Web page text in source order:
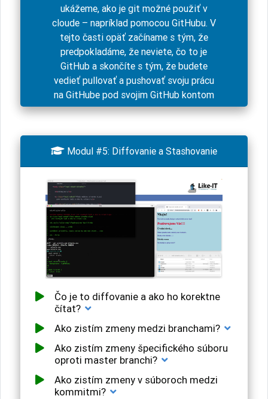
ukážeme, ako je git možné použiť v
cloude – napríklad pomocou GitHubu. V
tejto časti opäť začíname s tým, že
predpokladáme, že neviete, čo to je
GitHub a skončíte s tým, že budete
vedieť pullovať a pushovať svoju prácu
na GitHube pod svojim GitHub kontom
Modul #5: Diffovanie a Stashovanie
Čo je to diffovanie a ako ho korektne
čítat?
Ako zistím zmeny medzi branchami?
Ako zistím zmeny špecifického súboru
oproti master branchi?
Ako zistím zmeny v súboroch medzi
kommitmi?